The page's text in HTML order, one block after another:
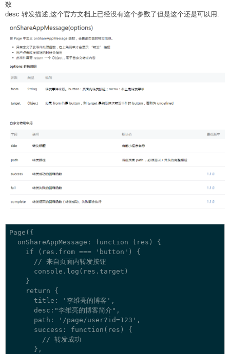
数
desc 转发描述,这个官方文档上已经没有这个参数了但是这个还是可以用.
Page({
  onShareAppMessage: function (res) {
    if (res.from === 'button') {
      // 来自页面内转发按钮
      console.log(res.target)
    }
    return {
      title: '李维亮的博客',
      desc:"李维亮的博客简介",
      path: '/page/user?id=123',
      success: function(res) {
        // 转发成功
      },